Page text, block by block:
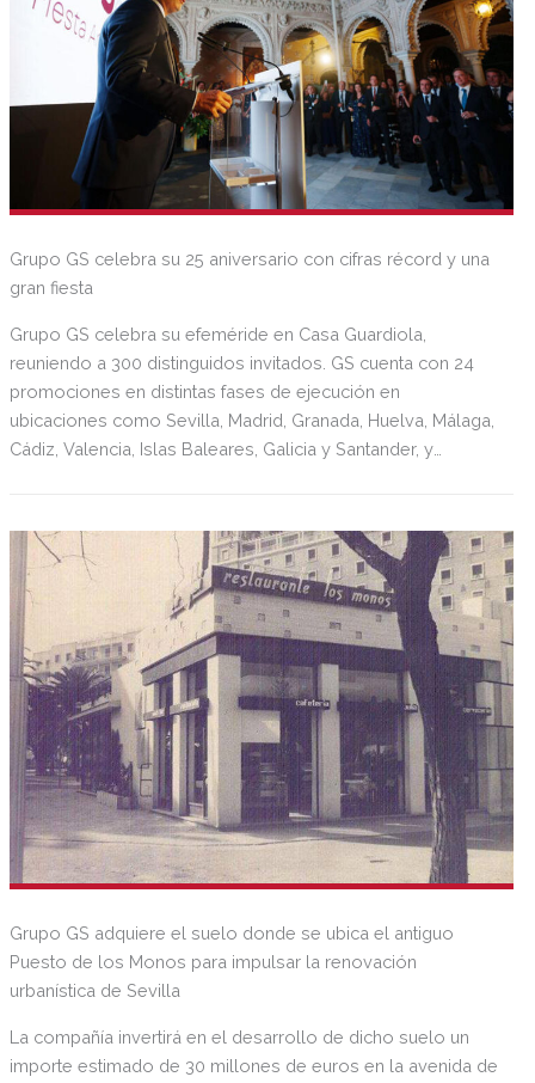
Grupo GS celebra su 25 aniversario con cifras récord y una
gran fiesta
Grupo GS celebra su efeméride en Casa Guardiola,
reuniendo a 300 distinguidos invitados. GS cuenta con 24
promociones en distintas fases de ejecución en
ubicaciones como Sevilla, Madrid, Granada, Huelva, Málaga,
Cádiz, Valencia, Islas Baleares, Galicia y Santander, y
Grupo GS adquiere el suelo donde se ubica el antiguo
Puesto de los Monos para impulsar la renovación
urbanística de Sevilla
La compañía invertirá en el desarrollo de dicho suelo un
importe estimado de 30 millones de euros en la avenida de